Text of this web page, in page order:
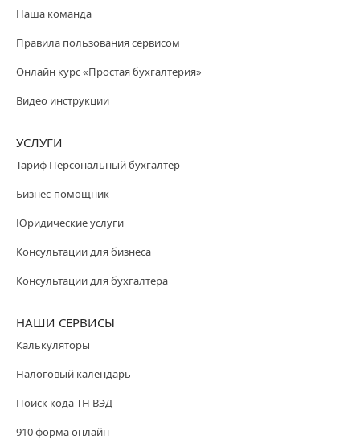
Наша команда
Правила пользования сервисом
Онлайн курс «Простая бухгалтерия»
Видео инструкции
УСЛУГИ
Тариф Персональный бухгалтер
Бизнес-помощник
Юридические услуги
Консультации для бизнеса
Консультации для бухгалтера
НАШИ СЕРВИСЫ
Калькуляторы
Налоговый календарь
Поиск кода ТН ВЭД
910 форма онлайн